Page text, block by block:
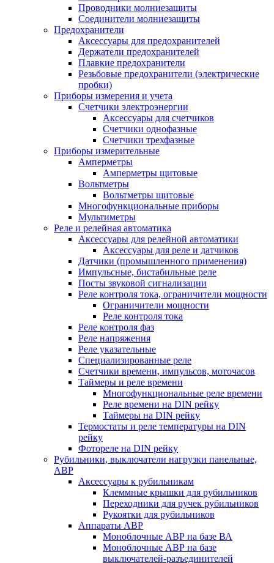
Проводники молниезащиты
Соединители молниезащиты
Предохранители
Аксессуары для предохранителей
Держатели предохранителей
Плавкие предохранители
Резьбовые предохранители (электрические
пробки)
Приборы измерения и учета
Счетчики электроэнергии
Аксессуары для счетчиков
Счетчики однофазные
Счетчики трехфазные
Приборы измерительные
Амперметры
Амперметры щитовые
Вольтметры
Вольтметры щитовые
Многофункциональные приборы
Мультиметры
Реле и релейная автоматика
Аксессуары для релейной автоматики
Аксессуары для реле и датчиков
Датчики (промышленного применения)
Импульсные, бистабильные реле
Посты звуковой сигнализации
Реле контроля тока, ограничители мощности
Ограничители мощности
Реле контроля тока
Реле контроля фаз
Реле напряжения
Реле указательные
Специализированные реле
Счетчики времени, импульсов, моточасов
Таймеры и реле времени
Многофункциональные реле времени
Реле времени на DIN рейку
Таймеры на DIN рейку
Термостаты и реле температуры на DIN
рейку
Фотореле на DIN рейку
Рубильники, выключатели нагрузки панельные,
АВР
Аксессуары к рубильникам
Клеммные крышки для рубильников
Переходники для ручек рубильников
Рукоятки для рубильников
Аппараты АВР
Моноблочные АВР на базе ВА
Моноблочные АВР на базе
выключателей-разъединителей